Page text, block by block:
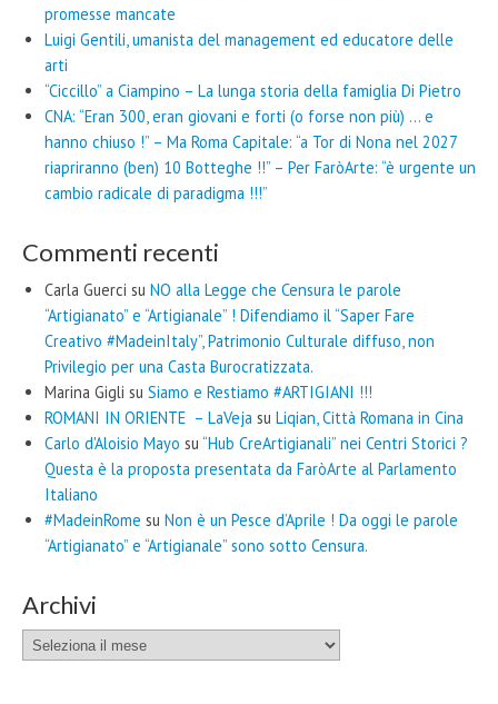
promesse mancate
Luigi Gentili, umanista del management ed educatore delle
arti
“Ciccillo” a Ciampino – La lunga storia della famiglia Di Pietro
CNA: “Eran 300, eran giovani e forti (o forse non più) … e
hanno chiuso !” – Ma Roma Capitale: “a Tor di Nona nel 2027
riapriranno (ben) 10 Botteghe !!” – Per FaròArte: “è urgente un
cambio radicale di paradigma !!!”
Commenti recenti
Carla Guerci su NO alla Legge che Censura le parole
“Artigianato” e “Artigianale” ! Difendiamo il “Saper Fare
Creativo #MadeinItaly”, Patrimonio Culturale diffuso, non
Privilegio per una Casta Burocratizzata.
Marina Gigli su Siamo e Restiamo #ARTIGIANI !!!
ROMANI IN ORIENTE – LaVeja su Liqian, Città Romana in Cina
Carlo d'Aloisio Mayo su “Hub CreArtigianali” nei Centri Storici ?
Questa è la proposta presentata da FaròArte al Parlamento
Italiano
#MadeinRome su Non è un Pesce d’Aprile ! Da oggi le parole
“Artigianato” e “Artigianale” sono sotto Censura.
Archivi
Archivi